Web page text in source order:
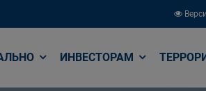
ИНВЕСТОРАМ